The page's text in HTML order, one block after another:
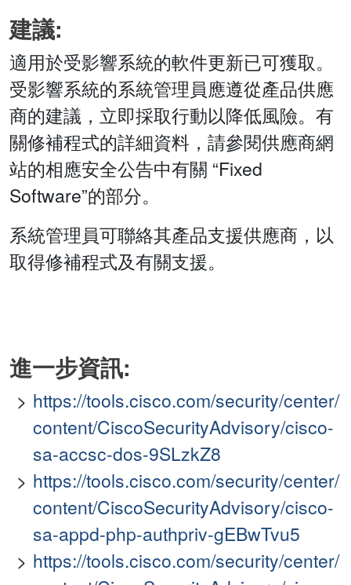
建議:
適用於受影響系統的軟件更新已可獲取。
受影響系統的系統管理員應遵從產品供應
商的建議，立即採取行動以降低風險。有
關修補程式的詳細資料，請參閱供應商網
站的相應安全公告中有關 “Fixed
Software”的部分。
系統管理員可聯絡其產品支援供應商，以
取得修補程式及有關支援。
進一步資訊:
https://tools.cisco.com/security/center/
content/CiscoSecurityAdvisory/cisco-
sa-accsc-dos-9SLzkZ8
https://tools.cisco.com/security/center/
content/CiscoSecurityAdvisory/cisco-
sa-appd-php-authpriv-gEBwTvu5
https://tools.cisco.com/security/center/